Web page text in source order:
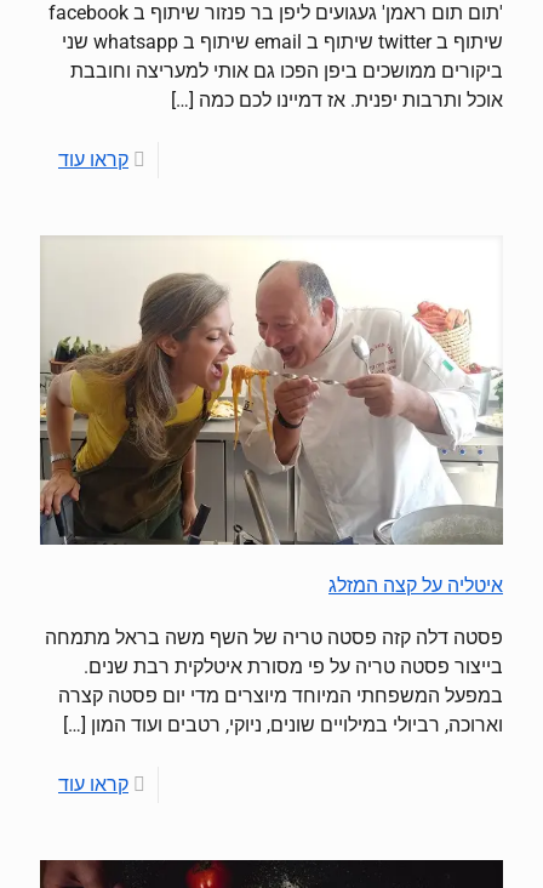
'תום תום ראמן' געגועים ליפן בר פנזור שיתוף ב facebook
שיתוף ב twitter שיתוף ב email שיתוף ב whatsapp שני
ביקורים ממושכים ביפן הפכו גם אותי למעריצה וחובבת
אוכל ותרבות יפנית. אז דמיינו לכם כמה […]
קראו עוד
איטליה על קצה המזלג
פסטה דלה קזה פסטה טריה של השף משה בראל מתמחה
בייצור פסטה טריה על פי מסורת איטלקית רבת שנים.
במפעל המשפחתי המיוחד מיוצרים מדי יום פסטה קצרה
וארוכה, רביולי במילויים שונים, ניוקי, רטבים ועוד המון […]
קראו עוד